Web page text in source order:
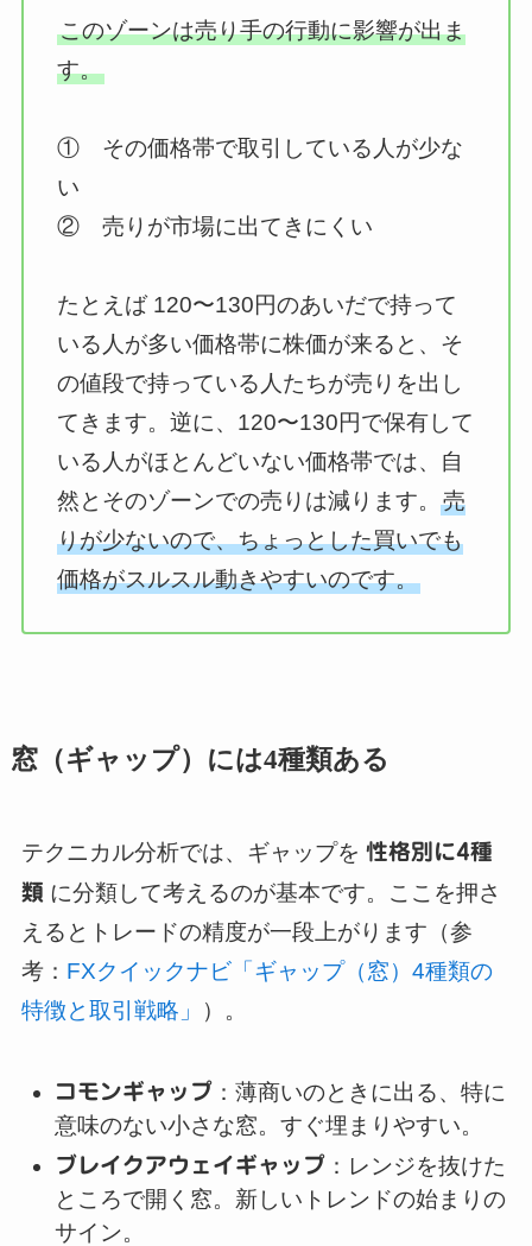
このゾーンは売り手の行動に影響が出ま
す。
① その価格帯で取引している人が少な
い
② 売りが市場に出てきにくい
たとえば 120〜130円のあいだで持って
いる人が多い価格帯に株価が来ると、そ
の値段で持っている人たちが売りを出し
てきます。逆に、120〜130円で保有して
いる人がほとんどいない価格帯では、自
然とそのゾーンでの売りは減ります。売
りが少ないので、ちょっとした買いでも
価格がスルスル動きやすいのです。
窓（ギャップ）には4種類ある
テクニカル分析では、ギャップを 性格別に4種
類 に分類して考えるのが基本です。ここを押さ
えるとトレードの精度が一段上がります（参
考： FXクイックナビ「ギャップ（窓）4種類の
特徴と取引戦略」
）。
コモンギャップ ：薄商いのときに出る、特に
意味のない小さな窓。すぐ埋まりやすい。
ブレイクアウェイギャップ ：レンジを抜けた
ところで開く窓。新しいトレンドの始まりの
サイン。